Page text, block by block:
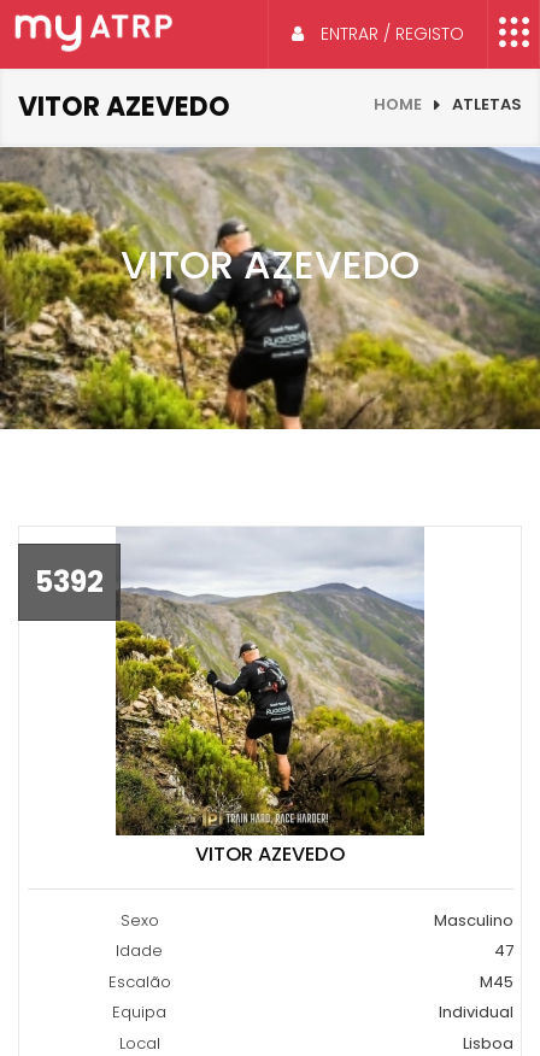
ENTRAR / REGISTO
VITOR AZEVEDO HOME ATLETAS
VITOR AZEVEDO
5392
VITOR AZEVEDO
Sexo
Masculino
Idade
47
Escalão
M45
Equipa
Individual
Local
Lisboa